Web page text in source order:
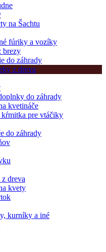
na Šachtu
fúriky a vozíky
brezy
do záhrady
z dreva
do záhrady
kvetináče
pre vtáčiky
do záhrady
dreva
kvety
kurníky a iné